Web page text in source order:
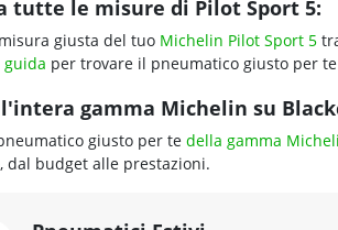
tutte le misure di Pilot Sport 5:
giusta del tuo Michelin Pilot Sport 5
guida per trovare il pneumatico giusto per
l'intera gamma Michelin su
giusto per te della gamma
dal budget alle prestazioni.